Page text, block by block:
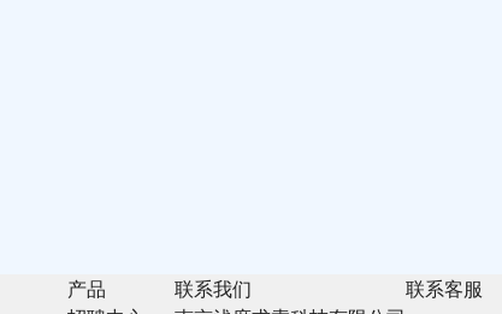
产品
联系我们
联系客服